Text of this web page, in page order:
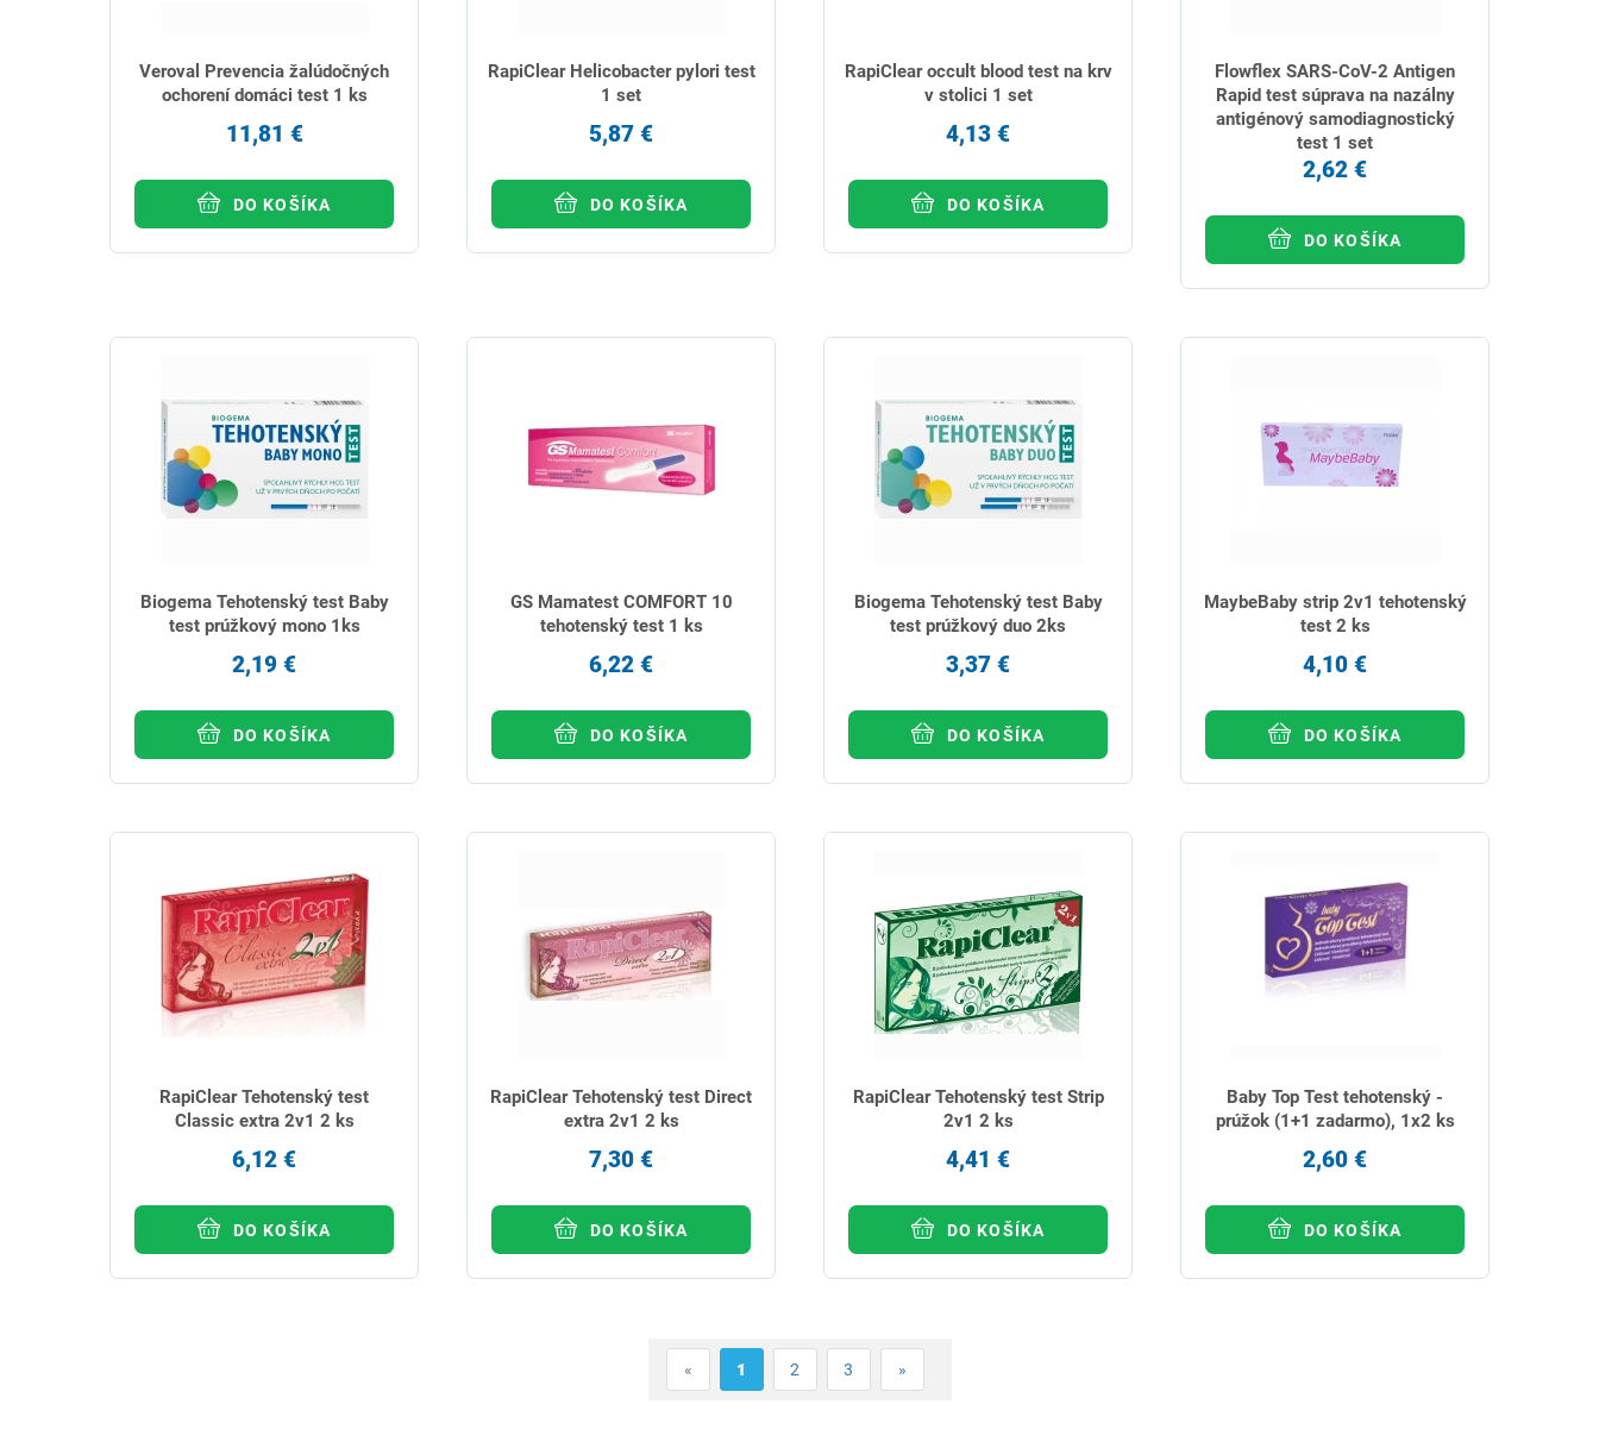
Veroval Prevencia žalúdočných
ochorení domáci test 1 ks
11,81 €
DO KOŠÍKA
RapiClear Helicobacter pylori test
1 set
5,87 €
DO KOŠÍKA
RapiClear occult blood test na krv
v stolici 1 set
4,13 €
DO KOŠÍKA
Flowflex SARS-CoV-2 Antigen
Rapid test súprava na nazálny
antigénový samodiagnostický
test 1 set
2,62 €
DO KOŠÍKA
Biogema Tehotenský test Baby
test prúžkový mono 1ks
2,19 €
DO KOŠÍKA
GS Mamatest COMFORT 10
tehotenský test 1 ks
6,22 €
DO KOŠÍKA
Biogema Tehotenský test Baby
test prúžkový duo 2ks
3,37 €
DO KOŠÍKA
MaybeBaby strip 2v1 tehotenský
test 2 ks
4,10 €
DO KOŠÍKA
RapiClear Tehotenský test
Classic extra 2v1 2 ks
6,12 €
DO KOŠÍKA
RapiClear Tehotenský test Direct
extra 2v1 2 ks
7,30 €
DO KOŠÍKA
RapiClear Tehotenský test Strip
2v1 2 ks
4,41 €
DO KOŠÍKA
Baby Top Test tehotenský -
prúžok (1+1 zadarmo), 1x2 ks
2,60 €
DO KOŠÍKA
« 1 2 3 »